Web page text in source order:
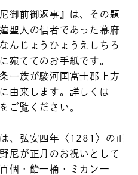
御前御返事』は、その題
聖人の信者であった幕府
んじょうひょうえしちろ
宛ててのお手紙です。
一族が駿河国富士郡上方
由来します。詳しくは
ご覧ください。
、弘安四年〈1281〉の正
尼が正月のお祝いとして
個・飴一桶・ミカン一